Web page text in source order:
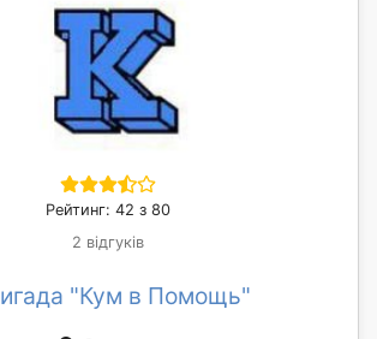
Рейтинг: 42 з 80
2 відгуків
"Кум в Помощь"